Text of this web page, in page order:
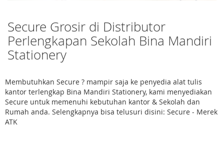
Secure Grosir di Distributor
Perlengkapan Sekolah Bina Mandiri
Stationery
Membutuhkan Secure ? mampir saja ke penyedia alat tulis
kantor terlengkap Bina Mandiri Stationery, kami menyediakan
Secure untuk memenuhi kebutuhan kantor & Sekolah dan
Rumah anda. Selengkapnya bisa telusuri disini: Secure - Merek
ATK